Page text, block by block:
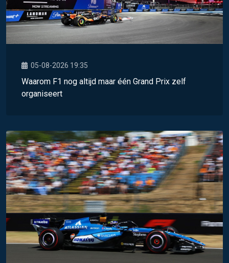
05-08-2026 19:35
Waarom F1 nog altijd maar één Grand Prix zelf
organiseert